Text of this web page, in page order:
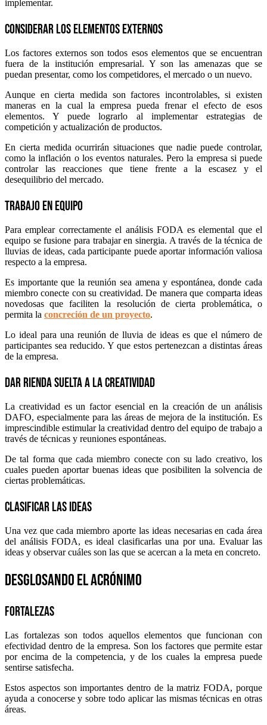
implementar.
Considerar los elementos externos
Los factores externos son todos esos elementos que se encuentran
fuera de la institución empresarial. Y son las amenazas que se
puedan presentar, como los competidores, el mercado o un nuevo.
Aunque en cierta medida son factores incontrolables, si existen
maneras en la cual la empresa pueda frenar el efecto de esos
elementos. Y puede lograrlo al implementar estrategias de
competición y actualización de productos.
En cierta medida ocurrirán situaciones que nadie puede controlar,
como la inflación o los eventos naturales. Pero la empresa si puede
controlar las reacciones que tiene frente a la escasez y el
desequilibrio del mercado.
Trabajo en equipo
Para emplear correctamente el análisis FODA es elemental que el
equipo se fusione para trabajar en sinergia. A través de la técnica de
lluvias de ideas, cada participante puede aportar información valiosa
respecto a la empresa.
Es importante que la reunión sea amena y espontánea, donde cada
miembro conecte con su creatividad. De manera que comparta ideas
novedosas que faciliten la resolución de cierta problemática, o
permita la concreción de un proyecto.
Lo ideal para una reunión de lluvia de ideas es que el número de
participantes sea reducido. Y que estos pertenezcan a distintas áreas
de la empresa.
Dar rienda suelta a la creatividad
La creatividad es un factor esencial en la creación de un análisis
DAFO, especialmente para las áreas de mejora de la institución. Es
imprescindible estimular la creatividad dentro del equipo de trabajo a
través de técnicas y reuniones espontáneas.
De tal forma que cada miembro conecte con su lado creativo, los
cuales pueden aportar buenas ideas que posibiliten la solvencia de
ciertas problemáticas.
Clasificar las ideas
Una vez que cada miembro aporte las ideas necesarias en cada área
del análisis FODA, es ideal clasificarlas una por una. Evaluar las
ideas y observar cuáles son las que se acercan a la meta en concreto.
Desglosando el acrónimo
Fortalezas
Las fortalezas son todos aquellos elementos que funcionan con
efectividad dentro de la empresa. Son los factores que permite estar
por encima de la competencia, y de los cuales la empresa puede
sentirse satisfecha.
Estos aspectos son importantes dentro de la matriz FODA, porque
ayuda a conocerse y sobre todo aplicar las mismas técnicas en otras
áreas.